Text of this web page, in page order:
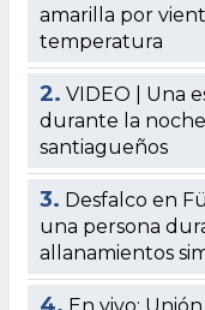
amarilla por
temperatura
2. VIDEO | Una
durante la
santiagueños
3. Desfalco en
una persona
allanamientos